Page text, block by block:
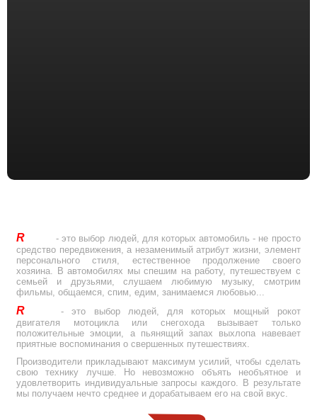
R
- это выбор людей, для которых автомобиль - не просто
средство передвижения, а незаменимый атрибут жизни, элемент
персонального стиля, естественное продолжение своего
хозяина. В автомобилях мы спешим на работу, путешествуем с
семьей и друзьями, слушаем любимую музыку, смотрим
фильмы, общаемся, спим, едим, занимаемся любовью...
R
- это выбор людей, для которых мощный рокот
двигателя мотоцикла или снегохода вызывает только
положительные эмоции, а пьянящий запах выхлопа навевает
приятные воспоминания о свершенных путешествиях.
Производители прикладывают максимум усилий, чтобы сделать
свою технику лучше. Но невозможно объять необъятное и
удовлетворить индивидуальные запросы каждого. В результате
мы получаем нечто среднее и дорабатываем его на свой вкус.